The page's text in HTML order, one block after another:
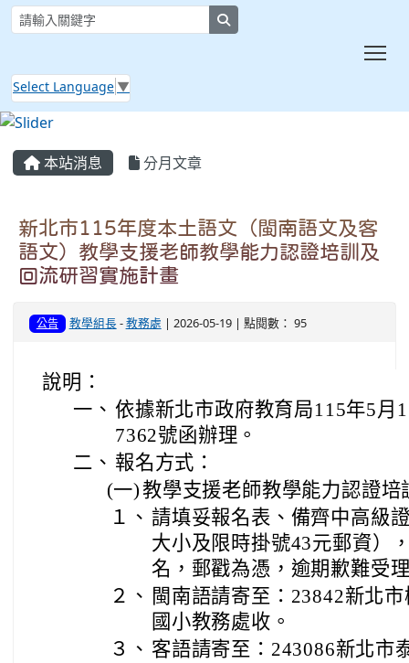
Select Language ▼
本站消息 分月文章
新北市115年度本土語文（閩南語文及客
語文）教學支援老師教學能力認證培訓及
回流研習實施計畫
公告 教學組長-教務處 | 2026-05-19 | 點閱數： 95
說明：
一、 依據新北市政府教育局115年5月
7362號函辦理。
二、 報名方式：
(一)教學支援老師教學能力認證培
１、 請填妥報名表、備齊中高級
大小及限時掛號43元郵資）
名，郵戳為憑，逾期歉難受
２、 閩南語請寄至：23842新北
國小教務處收。
３、 客語請寄至：243086新北市